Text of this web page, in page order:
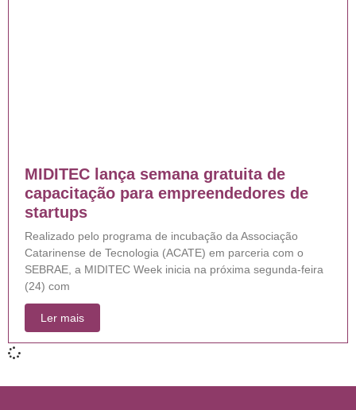
MIDITEC lança semana gratuita de
capacitação para empreendedores de
startups
Realizado pelo programa de incubação da Associação
Catarinense de Tecnologia (ACATE) em parceria com o
SEBRAE, a MIDITEC Week inicia na próxima segunda-feira
(24) com
Ler mais